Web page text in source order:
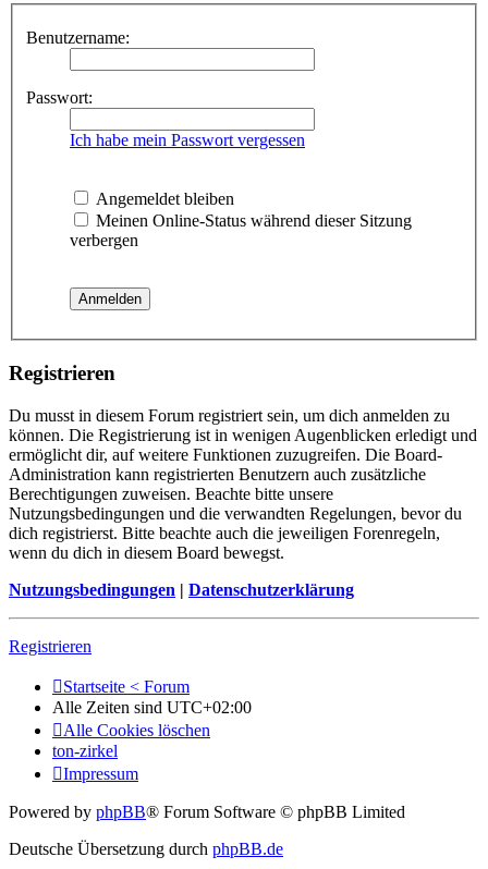
Benutzername:
Passwort:
Ich habe mein Passwort vergessen
Angemeldet bleiben
Meinen Online-Status während dieser Sitzung
verbergen
Registrieren
Du musst in diesem Forum registriert sein, um dich anmelden zu
können. Die Registrierung ist in wenigen Augenblicken erledigt und
ermöglicht dir, auf weitere Funktionen zuzugreifen. Die Board-
Administration kann registrierten Benutzern auch zusätzliche
Berechtigungen zuweisen. Beachte bitte unsere
Nutzungsbedingungen und die verwandten Regelungen, bevor du
dich registrierst. Bitte beachte auch die jeweiligen Forenregeln,
wenn du dich in diesem Board bewegst.
Nutzungsbedingungen | Datenschutzerklärung
Registrieren
Startseite < Forum
Alle Zeiten sind UTC+02:00
Alle Cookies löschen
ton-zirkel
Impressum
Powered by phpBB® Forum Software © phpBB Limited
Deutsche Übersetzung durch phpBB.de